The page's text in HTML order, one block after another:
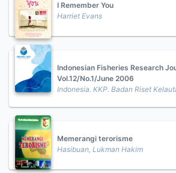
I Remember You
Harriet Evans
Indonesian Fisheries Research
Vol.12/No.1/June 2006
Indonesia. KKP. Badan Riset
Memerangi terorisme
Hasibuan, Lukman Hakim